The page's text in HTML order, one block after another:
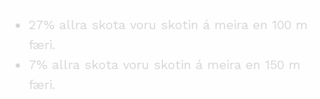
27% allra skota voru skotin á meira en 100 m
færi.
7% allra skota voru skotin á meira en 150 m
færi.